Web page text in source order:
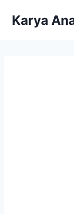
Karya